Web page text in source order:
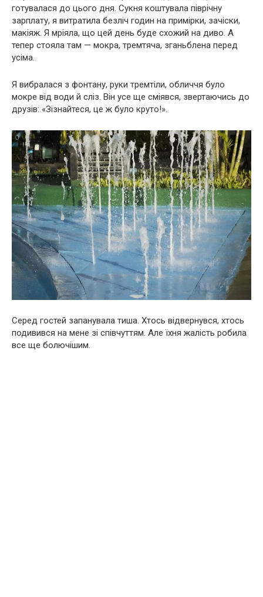
готувалася до цього дня. Сукня коштувала піврічну
зарплату, я витратила безліч годин на примірки, зачіски,
макіяж. Я мріяла, що цей день буде схожий на диво. А
тепер стояла там — мокра, тремтяча, зганьблена перед
усіма.
Я вибралася з фонтану, руки тремтіли, обличчя було
мокре від води й сліз. Він усе ще сміявся, звертаючись до
друзів: «Зізнайтеся, це ж було круто!».
Серед гостей запанувала тиша. Хтось відвернувся, хтось
подивився на мене зі співчуттям. Але їхня жалість робила
все ще болючішим.